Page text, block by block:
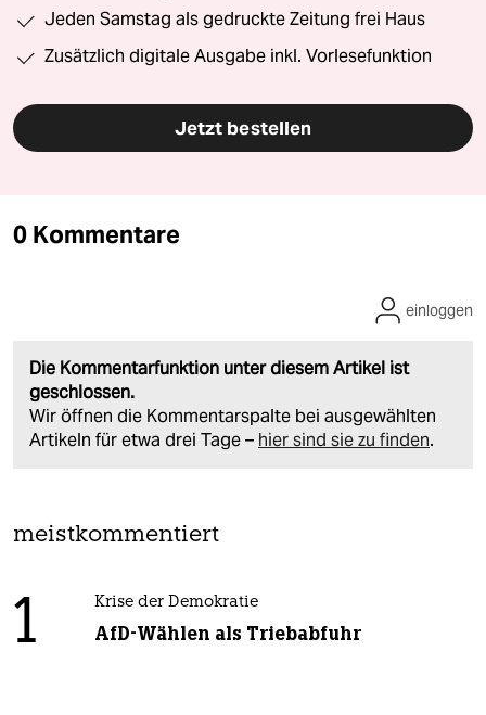
Jeden Samstag als gedruckte Zeitung frei Haus
Zusätzlich digitale Ausgabe inkl. Vorlesefunktion
Jetzt bestellen
0 Kommentare
Die Kommentarfunktion unter diesem Artikel ist
geschlossen.
Wir öffnen die Kommentarspalte bei ausgewählten
Artikeln für etwa drei Tage – hier sind sie zu finden.
einloggen
meistkommentiert
1 Krise der Demokratie
AfD-Wählen als Triebabfuhr